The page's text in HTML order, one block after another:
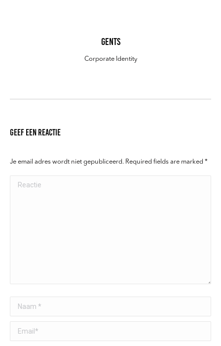
Gents
Corporate Identity
Geef een reactie
Je email adres wordt niet gepubliceerd. Required fields are marked *
Reactie
Naam *
Email *